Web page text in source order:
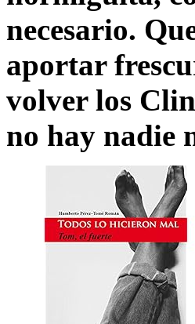
necesario.
aportar
volver los
no hay nadie